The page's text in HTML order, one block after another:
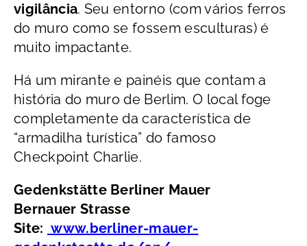
vigilância. Seu entorno (com vários ferros
do muro como se fossem esculturas) é
muito impactante.
Há um mirante e painéis que contam a
história do muro de Berlim. O local foge
completamente da característica de
“armadilha turística” do famoso
Checkpoint Charlie.
Gedenkstätte Berliner Mauer
Bernauer Strasse
Site: www.berliner-mauer-